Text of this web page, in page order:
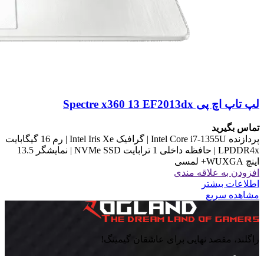
لپ تاپ اچ پی Spectre x360 13 EF2013dx
تماس بگیرید
پردازنده Intel Core i7-1355U | گرافیک Intel Iris Xe | رم 16 گیگابایت
LPDDR4x | حافظه داخلی 1 ترابایت NVMe SSD | نمایشگر 13.5
اینچ WUXGA+ لمسی
افزودن به علاقه مندی
اطلاعات بیشتر
مشاهده سریع
راگلند، مقصد نهایی برای عاشقان گیمینگ!